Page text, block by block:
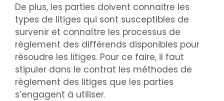
De plus, les parties doivent connaitre les
types de litiges qui sont susceptibles de
survenir et connaître les processus de
règlement des différends disponibles pour
résoudre les litiges. Pour ce faire, il faut
stipuler dans le contrat les méthodes de
règlement des litiges que les parties
s’engagent à utiliser.